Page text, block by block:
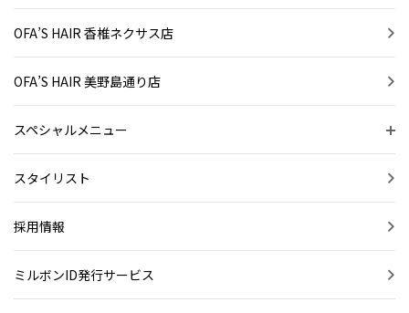
OFA’S HAIR 香椎ネクサス店
OFA’S HAIR 美野島通り店
スペシャルメニュー
スタイリスト
採用情報
ミルボンID発行サービス